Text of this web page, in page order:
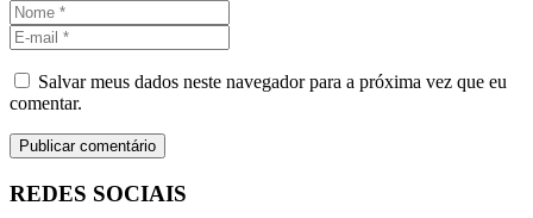
Salvar meus dados neste navegador para a próxima vez que eu
comentar.
REDES SOCIAIS